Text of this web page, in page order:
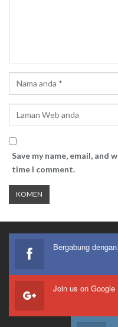
Save my name, email,
time I comment.
Join us on Google